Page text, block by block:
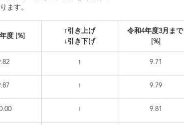
ます。
度 [%]
​↑引き上げ
↓引き下げ
令和4年度3月まで
[%]
↑ 9.71
↑ 9.79
↑ 9.81